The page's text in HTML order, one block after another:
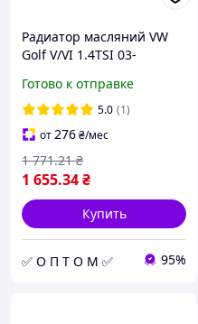
Радиатор масляний VW
Golf V/VI 1.4TSI 03-
10/1.6FSI 05-08
(теплообминник) NRF
31261
Готово к отправке
5.0 (1)
от276₴/мес
1 655.34₴
1 771.21 ₴
Купить
✅ О П Т О М ✅ 95%